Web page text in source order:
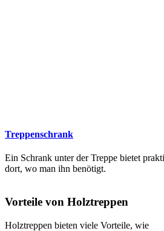
Treppenschrank
Ein Schrank unter der Treppe bietet
dort, wo man ihn benötigt.
Vorteile von Holztreppen
Holztreppen bieten viele Vorteile, wie